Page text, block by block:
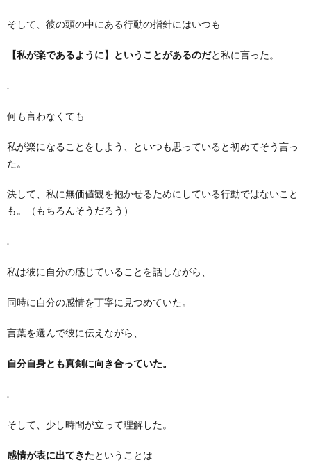
そして、彼の頭の中にある行動の指針にはいつも
【私が楽であるように】ということがあるのだと私に言った。
.
何も言わなくても
私が楽になることをしよう、といつも思っていると初めてそう言っ
た。
決して、私に無価値観を抱かせるためにしている行動ではないこと
も。（もちろんそうだろう）
.
私は彼に自分の感じていることを話しながら、
同時に自分の感情を丁寧に見つめていた。
言葉を選んで彼に伝えながら、
自分自身とも真剣に向き合っていた。
.
そして、少し時間が立って理解した。
感情が表に出てきたということは